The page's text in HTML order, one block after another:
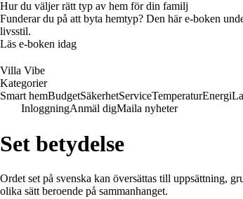
Hur du väljer rätt typ av hem för din familj
Funderar du på att byta hemtyp? Den här e-boken
livsstil.
Läs e-boken idag
Villa Vibe
Kategorier
Smart hemBudgetSäkerhetServiceTemperaturEnergi
InloggningAnmäl digMaila nyheter
Set betydelse
Ordet set på svenska kan översättas till uppsättning,
olika sätt beroende på sammanhanget.